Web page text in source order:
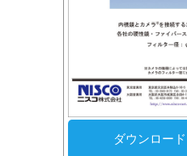
ダウンロード